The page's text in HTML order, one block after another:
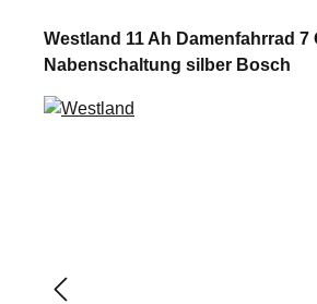
Westland 11 Ah Damenfahrrad 7
Nabenschaltung silber Bosch